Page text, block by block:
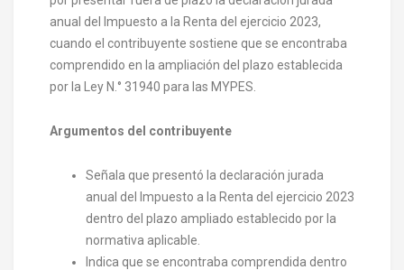
anual del Impuesto a la Renta del ejercicio 2023,
cuando el contribuyente sostiene que se encontraba
comprendido en la ampliación del plazo establecida
por la Ley N.° 31940 para las MYPES.
Argumentos del contribuyente
Señala que presentó la declaración jurada
anual del Impuesto a la Renta del ejercicio 2023
dentro del plazo ampliado establecido por la
normativa aplicable.
Indica que se encontraba comprendida dentro